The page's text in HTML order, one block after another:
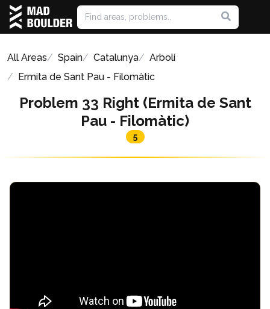
All Areas Spain Catalunya
Arbolí
Ermita de Sant Pau - Filomàtic
Problem 33 Right (Ermita de Sant
Pau - Filomàtic)
5